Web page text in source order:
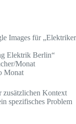
Images für „Elektriker
Elektrik Berlin“
Monat
Monat
Kontext
spezifisches Problem